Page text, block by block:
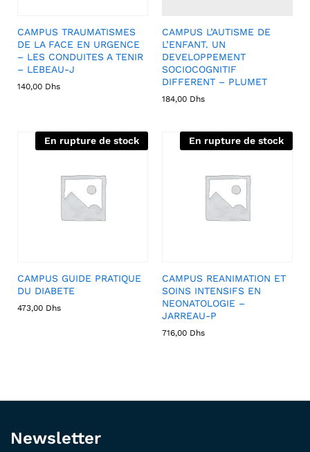
CAMPUS TRAUMATISMES
DE LA FACE EN URGENCE
– LES CONDUITES A TENIR
– LEBEAU-J
140,00 Dhs
CAMPUS L’AUTISME DE
L’ENFANT. UN
DEVELOPPEMENT
SOCIOCOGNITIF
DIFFERENT – PLUMET
184,00 Dhs
En rupture de stock
CAMPUS GUIDE PRATIQUE
DU DIABETE
473,00 Dhs
En rupture de stock
CAMPUS REANIMATION ET
SOINS INTENSIFS EN
NEONATOLOGIE –
JARREAU-P
716,00 Dhs
Newsletter